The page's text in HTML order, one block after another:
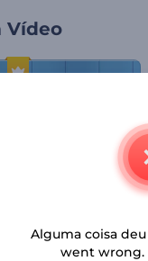
Vídeo
Alguma coisa
went wrong.